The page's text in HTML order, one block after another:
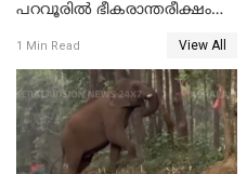
പറവൂരില്‍ ഭീകരാന്തരീക്ഷം
1 Min Read View All